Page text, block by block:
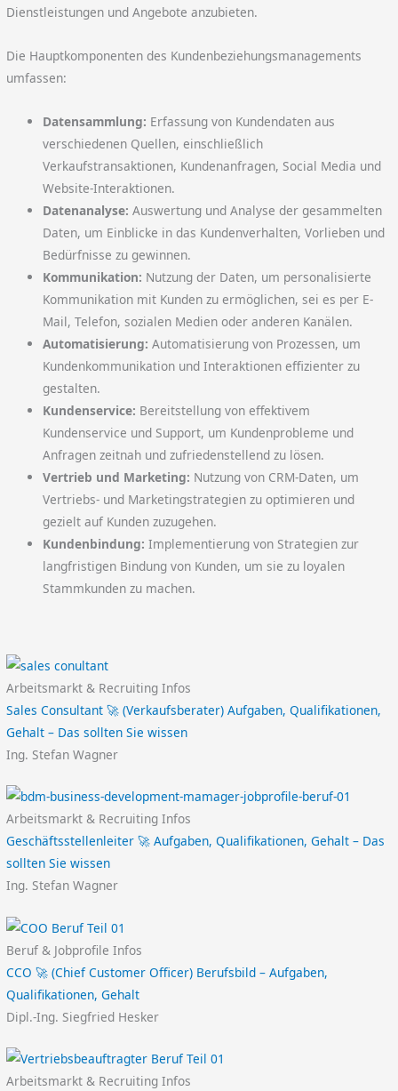
Dienstleistungen und Angebote anzubieten.
Die Hauptkomponenten des Kundenbeziehungsmanagements
umfassen:
Datensammlung: Erfassung von Kundendaten aus
verschiedenen Quellen, einschließlich
Verkaufstransaktionen, Kundenanfragen, Social Media und
Website-Interaktionen.
Datenanalyse: Auswertung und Analyse der gesammelten
Daten, um Einblicke in das Kundenverhalten, Vorlieben und
Bedürfnisse zu gewinnen.
Kommunikation: Nutzung der Daten, um personalisierte
Kommunikation mit Kunden zu ermöglichen, sei es per E-
Mail, Telefon, sozialen Medien oder anderen Kanälen.
Automatisierung: Automatisierung von Prozessen, um
Kundenkommunikation und Interaktionen effizienter zu
gestalten.
Kundenservice: Bereitstellung von effektivem
Kundenservice und Support, um Kundenprobleme und
Anfragen zeitnah und zufriedenstellend zu lösen.
Vertrieb und Marketing: Nutzung von CRM-Daten, um
Vertriebs- und Marketingstrategien zu optimieren und
gezielt auf Kunden zuzugehen.
Kundenbindung: Implementierung von Strategien zur
langfristigen Bindung von Kunden, um sie zu loyalen
Stammkunden zu machen.
Arbeitsmarkt & Recruiting Infos
Sales Consultant 🚀 (Verkaufsberater) Aufgaben, Qualifikationen,
Gehalt – Das sollten Sie wissen
Ing. Stefan Wagner
Arbeitsmarkt & Recruiting Infos
Geschäftsstellenleiter 🚀 Aufgaben, Qualifikationen, Gehalt – Das
sollten Sie wissen
Ing. Stefan Wagner
Beruf & Jobprofile Infos
CCO 🚀 (Chief Customer Officer) Berufsbild – Aufgaben,
Qualifikationen, Gehalt
Dipl.-Ing. Siegfried Hesker
Arbeitsmarkt & Recruiting Infos